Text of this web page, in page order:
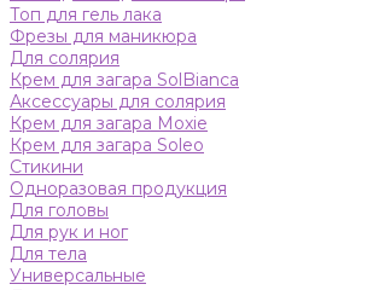
Топ для гель лака
Фрезы для маникюра
Для солярия
Крем для загара SolBianca
Аксессуары для солярия
Крем для загара Moxie
Крем для загара Soleo
Стикини
Одноразовая продукция
Для головы
Для рук и ног
Для тела
Универсальные